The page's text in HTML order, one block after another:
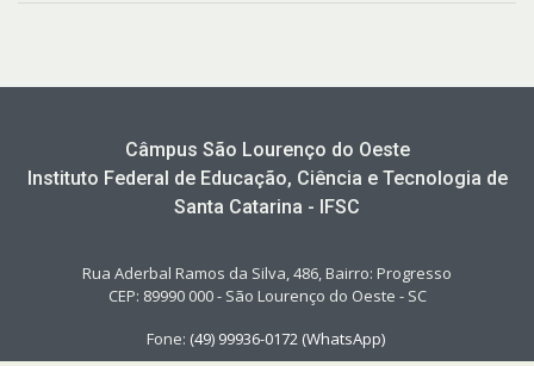
Câmpus São Lourenço do Oeste
Instituto Federal de Educação, Ciência e Tecnologia de
Santa Catarina - IFSC
Rua Aderbal Ramos da Silva, 486, Bairro: Progresso
CEP: 89990 000 - São Lourenço do Oeste - SC
Fone: (49) 99936-0172 (WhatsApp)